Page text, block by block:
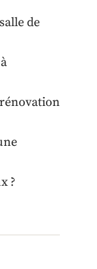
de
?